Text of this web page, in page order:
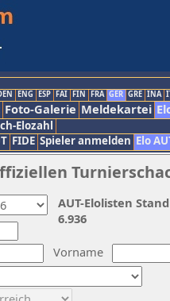
ENG ESP FAI FIN FRA GER GRE INA
Foto-Galerie Meldekartei
Elozahl
FIDE Spieler anmelden Elo
Vorname
AUT-Elolisten
6.936